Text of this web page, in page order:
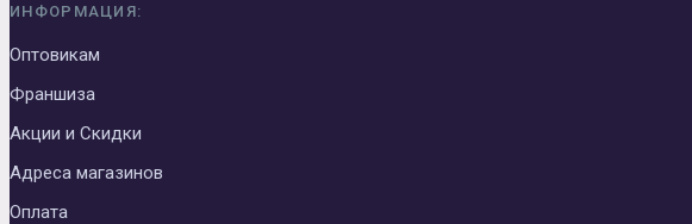
ИНФОРМАЦИЯ:
Оптовикам
Франшиза
Акции и Скидки
Адреса магазинов
Оплата